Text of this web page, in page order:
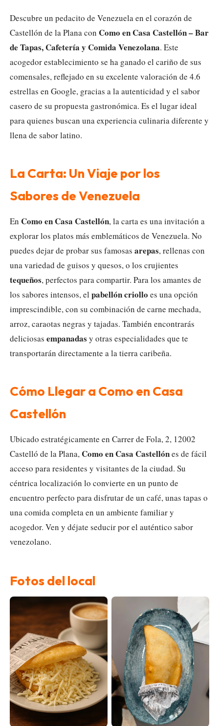
Descubre un pedacito de Venezuela en el corazón de
Castellón de la Plana con Como en Casa Castellón – Bar
de Tapas, Cafetería y Comida Venezolana. Este
acogedor establecimiento se ha ganado el cariño de sus
comensales, reflejado en su excelente valoración de 4.6
estrellas en Google, gracias a la autenticidad y el sabor
casero de su propuesta gastronómica. Es el lugar ideal
para quienes buscan una experiencia culinaria diferente y
llena de sabor latino.
La Carta: Un Viaje por los
Sabores de Venezuela
En Como en Casa Castellón, la carta es una invitación a
explorar los platos más emblemáticos de Venezuela. No
puedes dejar de probar sus famosas arepas, rellenas con
una variedad de guisos y quesos, o los crujientes
tequeños, perfectos para compartir. Para los amantes de
los sabores intensos, el pabellón criollo es una opción
imprescindible, con su combinación de carne mechada,
arroz, caraotas negras y tajadas. También encontrarás
deliciosas empanadas y otras especialidades que te
transportarán directamente a la tierra caribeña.
Cómo Llegar a Como en Casa
Castellón
Ubicado estratégicamente en Carrer de Fola, 2, 12002
Castelló de la Plana, Como en Casa Castellónes de fácil
acceso para residentes y visitantes de la ciudad. Su
céntrica localización lo convierte en un punto de
encuentro perfecto para disfrutar de un café, unas tapas o
una comida completa en un ambiente familiar y
acogedor. Ven y déjate seducir por el auténtico sabor
venezolano.
Fotos del local